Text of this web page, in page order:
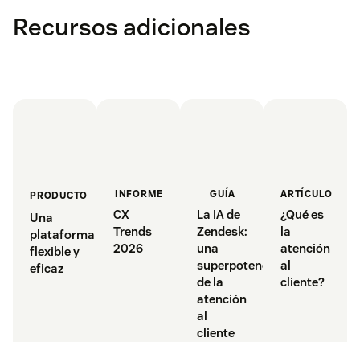
Recursos adicionales
PRODUCTO DESTACADO
Una
plataforma
flexible y
eficaz
INFORME
CX
Trends
2026
GUÍA
La IA de
Zendesk:
una
superpotencia
de la
atención
al
cliente
ARTÍCULO
¿Qué es
la
atención
al
cliente?